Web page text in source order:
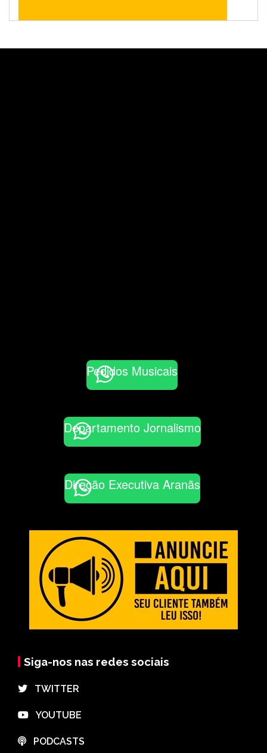
Pedidos Musicais
Departamento Jornalismo
Direção Executiva Aranãs
Siga-nos nas redes sociais
⠀TWITTER
⠀YOUTUBE
⠀PODCASTS